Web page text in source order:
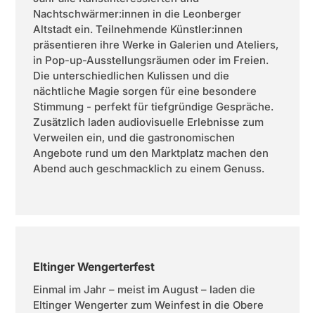
Nachtschwärmer:innen in die Leonberger
Altstadt ein. Teilnehmende Künstler:innen
präsentieren ihre Werke in Galerien und Ateliers,
in Pop-up-Ausstellungsräumen oder im Freien.
Die unterschiedlichen Kulissen und die
nächtliche Magie sorgen für eine besondere
Stimmung - perfekt für tiefgründige Gespräche.
Zusätzlich laden audiovisuelle Erlebnisse zum
Verweilen ein, und die gastronomischen
Angebote rund um den Marktplatz machen den
Abend auch geschmacklich zu einem Genuss.
Eltinger Wengerterfest
Einmal im Jahr – meist im August – laden die
Eltinger Wengerter zum Weinfest in die Obere